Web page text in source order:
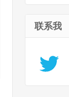
联系我